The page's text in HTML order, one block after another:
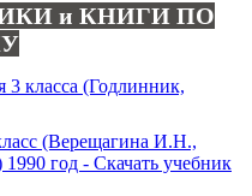
и КНИГИ ПО